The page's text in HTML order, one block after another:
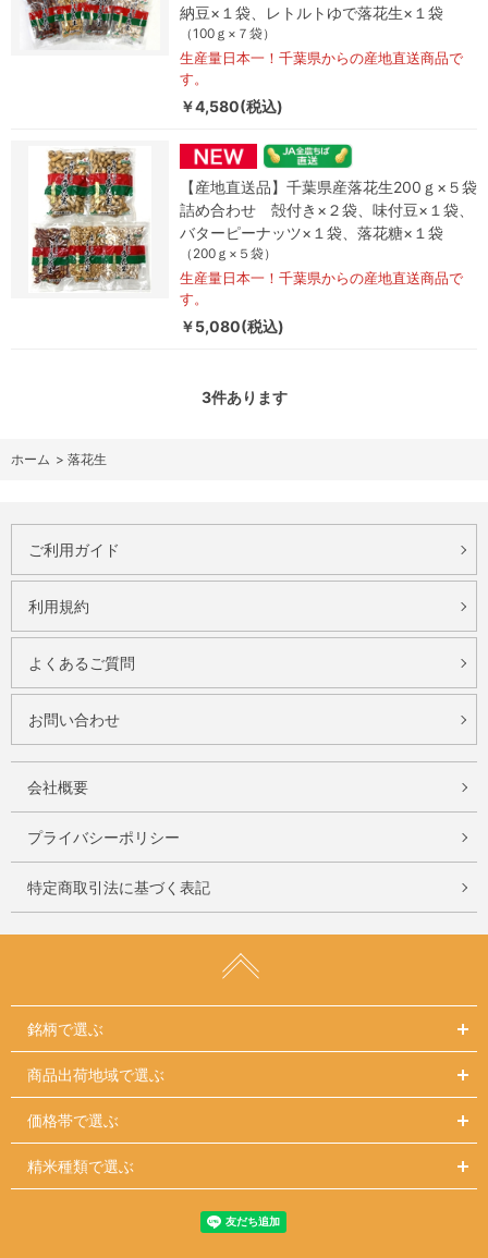
納豆×１袋、レトルトゆで落花生×１袋
（100ｇ×７袋）
生産量日本一！千葉県からの産地直送商品で
す。
￥4,580(税込)
【産地直送品】千葉県産落花生200ｇ×５袋
詰め合わせ 殻付き×２袋、味付豆×１袋、
バターピーナッツ×１袋、落花糖×１袋
（200ｇ×５袋）
生産量日本一！千葉県からの産地直送商品で
す。
￥5,080(税込)
3件あります
ホーム > 落花生
ご利用ガイド
利用規約
よくあるご質問
お問い合わせ
会社概要
プライバシーポリシー
特定商取引法に基づく表記
銘柄で選ぶ
商品出荷地域で選ぶ
価格帯で選ぶ
精米種類で選ぶ